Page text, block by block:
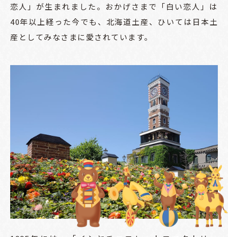
恋人」が生まれました。おかげさまで「白い恋人」は
40年以上経った今でも、北海道土産、ひいては日本土
産としてみなさまに愛されています。